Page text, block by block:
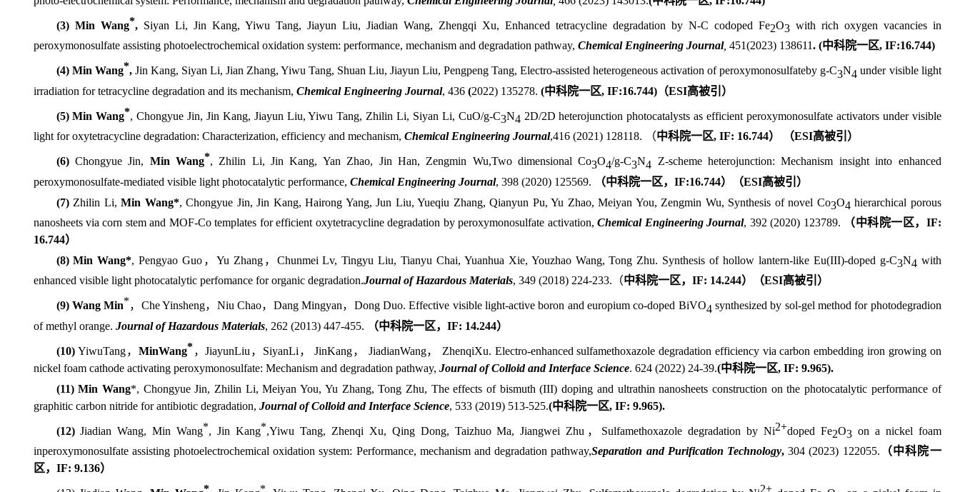
(3) Min Wang*, Siyan Li, Jin Kang, Yiwu Tang, Jiayun Liu, Jiadian Wang, Zhengqi Xu, Enhanced tetracycline degradation by N-C codoped Fe2O3 with rich oxygen vacancies in
peroxymonosulfate assisting photoelectrochemical oxidation system: performance, mechanism and degradation pathway, Chemical Engineering Journal, 451(2023) 138611. (中科院一区, IF:16.744)
(4) Min Wang*, Jin Kang, Siyan Li, Jian Zhang, Yiwu Tang, Shuan Liu, Jiayun Liu, Pengpeng Tang,Electro-assisted heterogeneous activation of peroxymonosulfateby g-C3N4 under visible light
irradiation for tetracyclinedegradation and its mechanism, Chemical Engineering Journal, 436 (2022) 135278. (中科院一区, IF:16.744)（ESI高被引 ）
(5) Min Wang*, Chongyue Jin, Jin Kang, Jiayun Liu, Yiwu Tang, Zhilin Li, Siyan Li, CuO/g-C3N4 2D/2D heterojunction photocatalysts as efficient peroxymonosulfate activators under visible
light for oxytetracycline degradation: Characterization, efficiency and mechanism, Chemical Engineering Journal,416 (2021) 128118. （中科院一区, IF: 16.744） （ESI高被引 ）
(6) Chongyue Jin, Min Wang*, Zhilin Li, Jin Kang, Yan Zhao, Jin Han, Zengmin Wu,Two dimensional Co3O4/g-C3N4 Z-scheme heterojunction: Mechanism insight into enhanced
peroxymonosulfate-mediated visible light photocatalytic performance, Chemical Engineering Journal, 398 (2020) 125569. （中科院一区， IF:16.744）（ESI高被引 ）
(7) Zhilin Li, Min Wang*, Chongyue Jin, Jin Kang, Hairong Yang, Jun Liu, Yueqiu Zhang, Qianyun Pu, Yu Zhao, Meiyan You, Zengmin Wu, Synthesis of novel Co3O4 hierarchical porous
nanosheets via corn stem and MOF-Co templates for efficient oxytetracycline degradation by peroxymonosulfate activation,Chemical Engineering Journal, 392 (2020) 123789. （中科院一区， IF:
16.744）
(8)Min Wang*, Pengyao Guo ， Yu Zhang， Chunmei Lv, Tingyu Liu, Tianyu Chai, Yuanhua Xie, Youzhao Wang, Tong Zhu. Synthesis of hollow lantern-like Eu(III)-doped g-C3N4 with
enhanced visible light photocatalytic perfomance for organic degradation.Journal of Hazardous Materials, 349 (2018) 224-233. （中科院一区， IF: 14.244）（ESI高被引）
(9) Wang Min*， Che Yinsheng， Niu Chao， Dang Mingyan， Dong Duo. Effective visible light-active boron and europium co-doped BiVO4 synthesized by sol-gel method for photodegradion
of methyl orange. Journal of Hazardous Materials, 262 (2013) 447-455. （中科院一区， IF: 14.244）
(10)YiwuTang， MinWang*，JiayunLiu ， SiyanLi ，JinKang， JiadianWang， ZhenqiXu. Electro-enhanced sulfamethoxazole degradation efficiency via carbon embedding iron growing on
nickel foam cathode activating peroxymonosulfate: Mechanism and degradation pathway, Journal of Colloid and Interface Science. 624(2022) 24-39.(中科院一区, IF: 9.965).
(11)Min Wang*, Chongyue Jin, Zhilin Li, Meiyan You, Yu Zhang, Tong Zhu, The effects of bismuth (III) doping and ultrathin nanosheets construction on the photocatalytic performance of
graphitic carbon nitride for antibiotic degradation, Journal of Colloid and Interface Science, 533 (2019) 513-525.(中科院一区, IF: 9.965).
(12)Jiadian Wang, Min Wang*, Jin Kang*,Yiwu Tang, Zhenqi Xu, Qing Dong, Taizhuo Ma, Jiangwei Zhu ， Sulfamethoxazole degradation by Ni2+doped Fe2O3 on a nickel foam
inperoxymonosulfate assisting photoelectrochemical oxidation system: Performance, mechanism and degradation pathway,Separation and Purification Technology,304 (2023) 122055. （中科院一
区， IF: 9.136）
* * 2+